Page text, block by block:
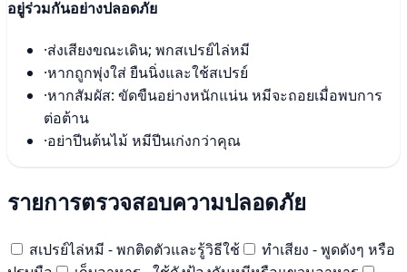
อยู่ร่วมกันอย่างปลอดภัย
·ส่งเสียงขณะเดิน; พกสเปรย์ไล่หมี
·หากถูกพุ่งใส่ ยืนนิ่งและใช้สเปรย์
·หากสัมผัส: ขัดขืนอย่างหนักแน่น หมีจะถอยเมื่อพบการ
ต่อต้าน
·อย่าปีนต้นไม้ หมีปีนเก่งกว่าคุณ
รายการตรวจสอบความปลอดภัย
สเปรย์ไล่หมี - พกติดตัวและรู้วิธีใช้
ทำเสียง - พูดดังๆ หรือ